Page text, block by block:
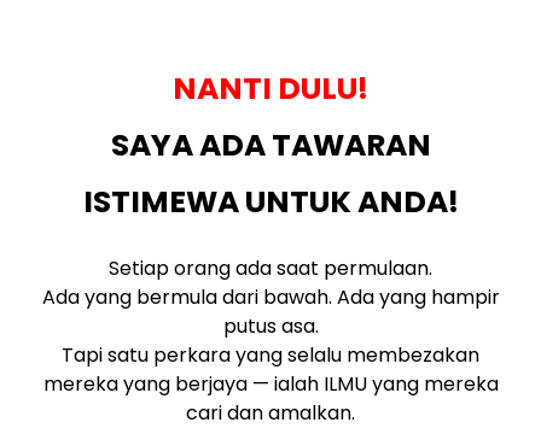
NANTI DULU!
SAYA ADA TAWARAN
ISTIMEWA UNTUK ANDA!
Setiap orang ada saat permulaan.
Ada yang bermula dari bawah. Ada yang hampir
putus asa.
Tapi satu perkara yang selalu membezakan
mereka yang berjaya — ialah ILMU yang mereka
cari dan amalkan.